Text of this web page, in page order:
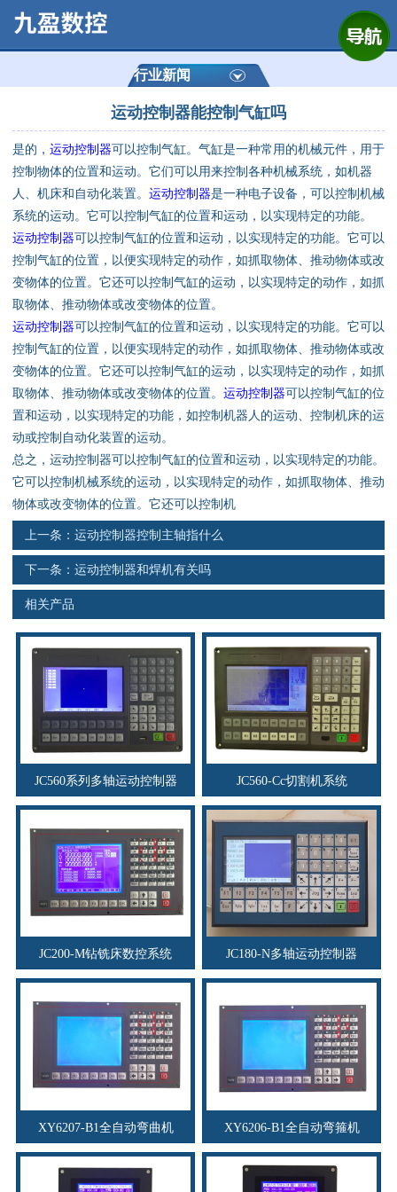
公司简介
产品展示
运动控制器
通用数控系统
定制数控系统
公司动态
资料下载
行业新闻
产品应用
联系电话
行业新闻
运动控制器能控制气缸吗
是的， 运动控制器可以控制气缸。气缸是一种常用的机械元件，用于
控制物体的位置和运动。它们可以用来控制各种机械系统，如机器
人、机床和自动化装置。 运动控制器是一种电子设备，可以控制机械
系统的运动。它可以控制气缸的位置和运动，以实现特定的功能。
运动控制器可以控制气缸的位置和运动，以实现特定的功能。它可以
控制气缸的位置，以便实现特定的动作，如抓取物体、推动物体或改
变物体的位置。它还可以控制气缸的运动，以实现特定的动作，如抓
取物体、推动物体或改变物体的位置。
运动控制器可以控制气缸的位置和运动，以实现特定的功能。它可以
控制气缸的位置，以便实现特定的动作，如抓取物体、推动物体或改
变物体的位置。它还可以控制气缸的运动，以实现特定的动作，如抓
取物体、推动物体或改变物体的位置。 运动控制器可以控制气缸的位
置和运动，以实现特定的功能，如控制机器人的运动、控制机床的运
动或控制自动化装置的运动。
总之，运动控制器可以控制气缸的位置和运动，以实现特定的功能。
它可以控制机械系统的运动，以实现特定的动作，如抓取物体、推动
物体或改变物体的位置。它还可以控制机
上一条： 运动控制器控制主轴指什么
下一条： 运动控制器和焊机有关吗
相关产品
JC560系列多轴运动控制器 JC560-Cc切割机系统
JC200-M钻铣床数控系统 JC180-N多轴运动控制器
XY6207-B1全自动弯曲机 XY6206-B1全自动弯箍机